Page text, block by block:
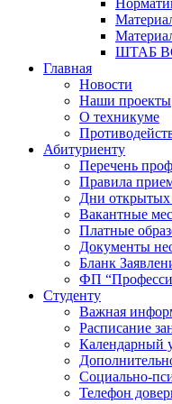
ШТАБ
Главная
Новости
Наши проекты
О техникуме
Абитуриенту
Перечень
Правила
Дни открытых
Вакантные
Платные
Документы
Бланк
ФП
Студенту
Важная
Расписание
Календарный
Социально-
Телефон